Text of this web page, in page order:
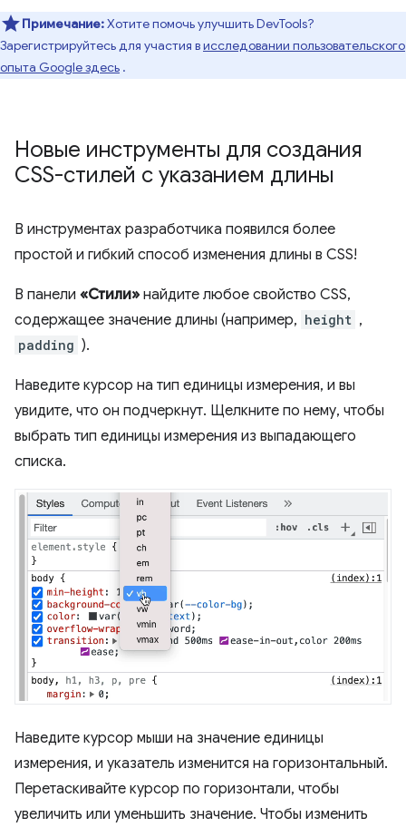
Примечание:Хотите помочь улучшить DevTools?
Зарегистрируйтесь для участия висследовании пользовательского
опыта Google здесь .
Новые инструменты для создания
CSS-стилей с указанием длины
В инструментах разработчика появился более
простой и гибкий способ изменения длины в CSS!
В панели «Стили» найдите любое свойство CSS,
содержащее значение длины (например, height ,
padding ).
Наведите курсор на тип единицы измерения, и вы
увидите, что он подчеркнут. Щелкните по нему, чтобы
выбрать тип единицы измерения из выпадающего
списка.
Наведите курсор мыши на значение единицы
измерения, и указатель изменится на горизонтальный.
Перетаскивайте курсор по горизонтали, чтобы
увеличить или уменьшить значение. Чтобы изменить